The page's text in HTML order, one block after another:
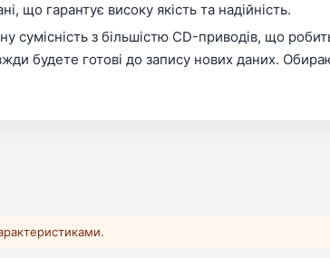
що гарантує високу якість та надійність.
сумісність з більшістю CD-приводів, що
будете готові до запису нових даних.